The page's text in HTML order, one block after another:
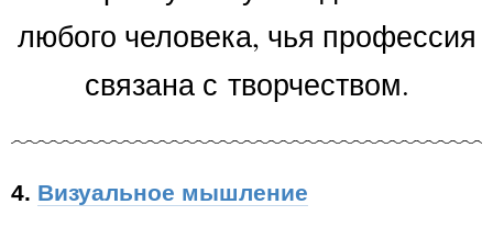
любого человека, чья профессия
связана с творчеством.
4. Визуальное мышление